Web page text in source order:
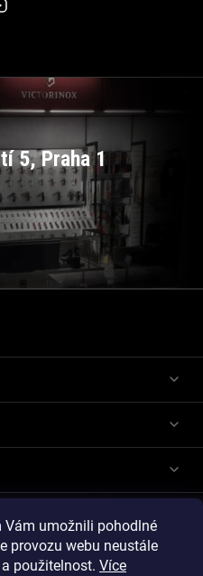
Vám umožnili pohodlné
provozu webu neustále
použitelnost. Více
5, Praha 1
Premium
. Všechna práva vyhrazena.